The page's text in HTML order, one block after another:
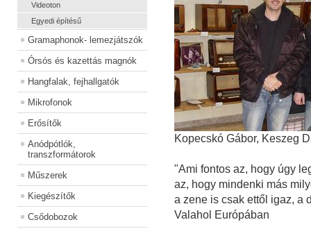
Videoton
Egyedi építésű
Gramaphonok- lemezjátszók
Órsós és kazettás magnók
Hangfalak, fejhallgatók
Mikrofonok
Erősítők
Anódpótlók,
transzformátorok
Műszerek
Kiegészítők
Csődobozok
Kopecskó Gábor, Keszeg
"Ami fontos az, hogy úgy
az, hogy mindenki más
a zene is csak ettől igaz, a
Valahol Európában